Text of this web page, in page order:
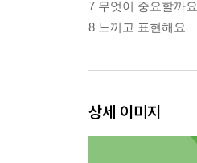
7 무엇이 중요할까요
8 느끼고 표현해요
상세 이미지